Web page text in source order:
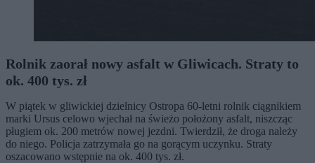
Rolnik zaorał nowy asfalt w Gliwicach. Straty to
ok. 400 tys. zł
W piątek w gliwickiej dzielnicy Ostropa 60-letni rolnik ciągnikiem
marki Ursus celowo wjechał na świeżo położony asfalt, niszcząc
pługiem ok. 200 metrów nowej jezdni. Twierdził, że droga należy
do niego. Policja zatrzymała go na gorącym uczynku. Straty
oszacowano wstępnie na ok. 400 tys. zł.